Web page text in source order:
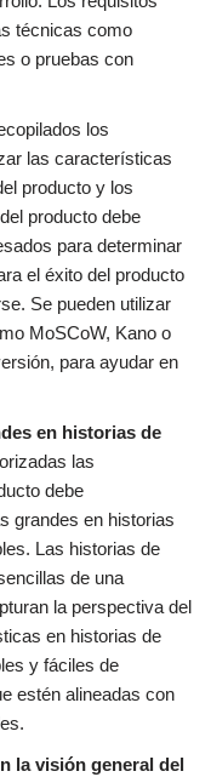
técnicas como
o pruebas con
los
las características
producto y los
producto debe
para determinar
el éxito del producto
Se pueden utilizar
MoSCoW, Kano o
para ayudar en
en historias de
las
debe
grandes en historias
Las historias de
de una
la perspectiva del
en historias de
y fáciles de
estén alineadas con
la visión general del